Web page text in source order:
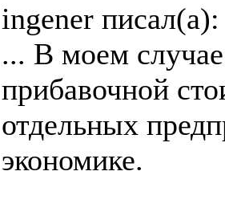
ingener писал(а):
... В моем
прибавочной
отдельных
экономике.